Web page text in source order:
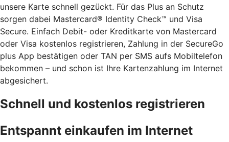
unsere Karte schnell gezückt. Für das Plus an Schutz
sorgen dabei Mastercard® Identity Check™ und Visa
Secure. Einfach Debit- oder Kreditkarte von Mastercard
oder Visa kostenlos registrieren, Zahlung in der SecureGo
plus App bestätigen oder TAN per SMS aufs Mobiltelefon
bekommen – und schon ist Ihre Kartenzahlung im Internet
abgesichert.
Schnell und kostenlos registrieren
Entspannt einkaufen im Internet